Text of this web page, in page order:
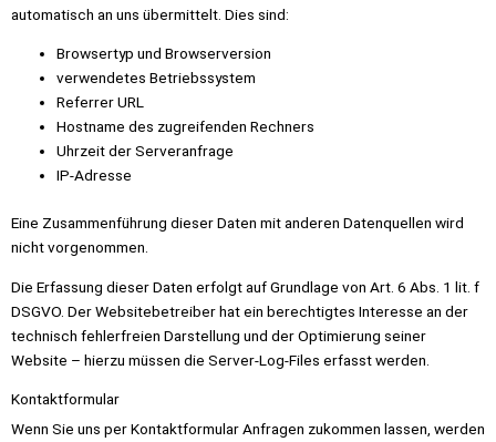
automatisch an uns übermittelt. Dies sind:
Browsertyp und Browserversion
verwendetes Betriebssystem
Referrer URL
Hostname des zugreifenden Rechners
Uhrzeit der Serveranfrage
IP-Adresse
Eine Zusammenführung dieser Daten mit anderen Datenquellen wird
nicht vorgenommen.
Die Erfassung dieser Daten erfolgt auf Grundlage von Art. 6 Abs. 1 lit. f
DSGVO. Der Websitebetreiber hat ein berechtigtes Interesse an der
technisch fehlerfreien Darstellung und der Optimierung seiner
Website – hierzu müssen die Server-Log-Files erfasst werden.
Kontaktformular
Wenn Sie uns per Kontaktformular Anfragen zukommen lassen, werden